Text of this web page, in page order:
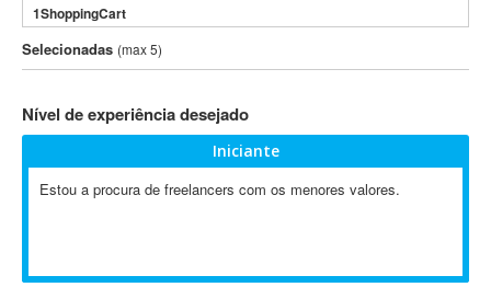
1ShoppingCart
3DS Max
3GSM
802.11
A-GPS
Selecionadas (max 5)
Nível de experiência desejado
Iniciante
Estou a procura de freelancers com os menores valores.